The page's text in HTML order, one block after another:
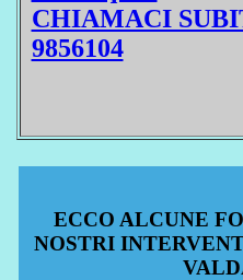
CHIAMACI
9856104
ECCO ALCUNE
NOSTRI